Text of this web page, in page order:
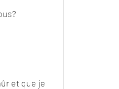
et que je